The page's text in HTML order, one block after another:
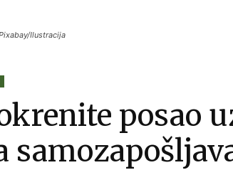
Ilustracija
posao